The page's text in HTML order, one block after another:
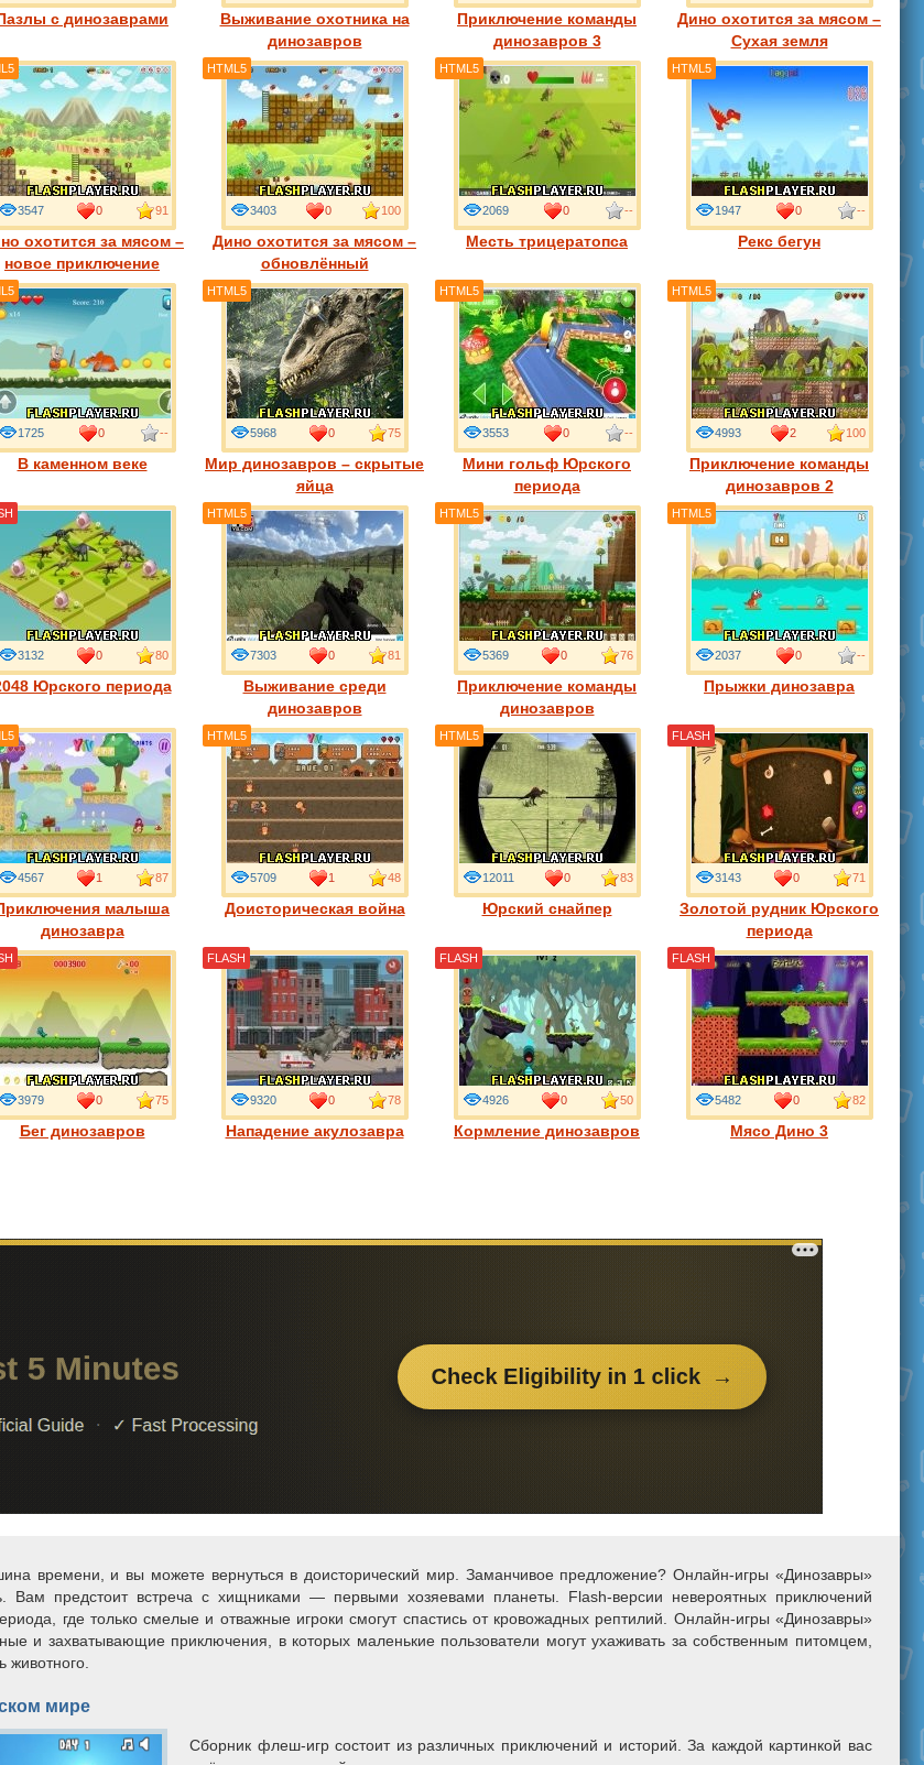
с динозаврами
Выживание охотника на
динозавров
Приключение команды
динозавров 3
Дино охотится за мясом –
Сухая земля
охотится за мясом –
новое приключение
3547 0 91
Дино охотится за мясом –
обновлённый
3403 0 100
HTML5
Месть трицератопса
2069 0 --
HTML5
Рекс бегун
1947 0 --
HTML5
В каменном веке
1725 0 --
Мир динозавров – скрытые
яйца
5968 0 75
HTML5
Мини гольф Юрского
периода
3553 0 --
HTML5
Приключение команды
динозавров 2
4993 2 100
HTML5
Юрского периода
3132 0 80
Выживание среди
динозавров
7303 0 81
HTML5
Приключение команды
динозавров
5369 0 76
HTML5
Прыжки динозавра
2037 0 --
HTML5
малыша
динозавра
4567 1 87
Доисторическая война
5709 1 48
HTML5
Юрский снайпер
12011 0 83
HTML5
Золотой рудник Юрского
периода
3143 0 71
FLASH
Бег динозавров
3979 0 75
Нападение акулозавра
9320 0 78
FLASH
Кормление динозавров
4926 0 50
FLASH
Мясо Дино 3
5482 0 82
FLASH
времени, и вы можете вернуться в доисторический мир. Заманчивое предложение? Онлайн-игры «Динозавры»
Вам предстоит встреча с хищниками — первыми хозяевами планеты. Flash-версии невероятных приключений
где только смелые и отважные игроки смогут спастись от кровожадных рептилий. Онлайн-игры «Динозавры»
и захватывающие приключения, в которых маленькие пользователи могут ухаживать за собственным питомцем,
животного.
мире
Сборник флеш-игр состоит из различных приключений и историй. За каждой картинкой вас